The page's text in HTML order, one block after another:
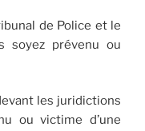
de Police et le
soyez prévenu ou
les juridictions
ou victime d’une